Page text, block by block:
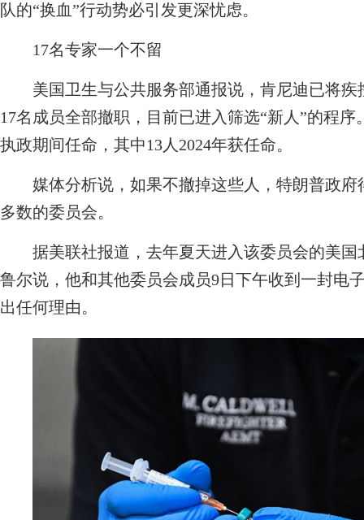
队的“换血”行动势必引发更深忧虑。
17名专家一个不留
美国卫生与公共服务部通报说，肯尼迪已将疾
17名成员全部撤职，目前已进入筛选“新人”的程
执政期间任命，其中13人2024年获任命。
媒体分析说，如果不撤掉这些人，特朗普政府
多数的委员会。
据美联社报道，去年夏天进入该委员会的美国
鲁尔说，他和其他委员会成员9日下午收到一封电
出任何理由。